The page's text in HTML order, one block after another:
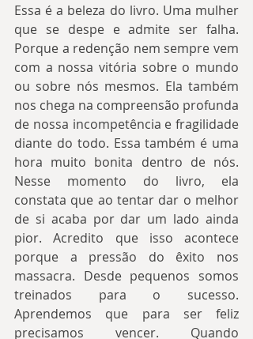
Essa é a beleza do livro. Uma mulher
que se despe e admite ser falha.
Porque a redenção nem sempre vem
com a nossa vitória sobre o mundo
ou sobre nós mesmos. Ela também
nos chega na compreensão profunda
de nossa incompetência e fragilidade
diante do todo. Essa também é uma
hora muito bonita dentro de nós.
Nesse momento do livro, ela
constata que ao tentar dar o melhor
de si acaba por dar um lado ainda
pior. Acredito que isso acontece
porque a pressão do êxito nos
massacra. Desde pequenos somos
treinados para o sucesso.
Aprendemos que para ser feliz
precisamos vencer. Quando